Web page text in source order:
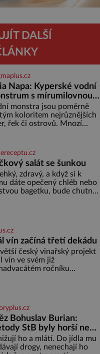
DALŠÍ
Napa: Kyperské vodní
s mírumilovnou
monstra jsou poměrně
koloritem nejrůznějších
řek či ostrovů. Mnozí
k němu pozornost
nakloněných turi
salát se šunkou
zdravý, a když si k
dáte opečený chléb nebo
bagetku, bude chutnat
vín začíná třetí dekádu
český vinařský projekt
vín ve svém již
ročníku
Bohuslav Burian:
StB byly horší než
trýznění
ho a mlátí. Do jídla mu
drogy, nenechají ho